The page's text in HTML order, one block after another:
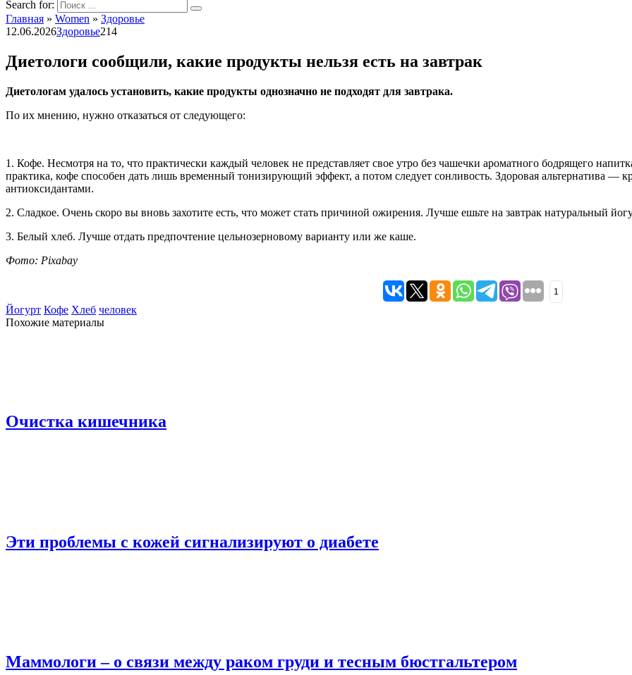
Search for:
Главная » Women » Здоровье
12.06.2026Здоровье214
Диетологи сообщили, какие продукты нельзя есть на завтрак
Диетологам удалось установить, какие продукты однозначно не подходят для завтрака.
По их мнению, нужно отказаться от следующего:
1. Кофе. Несмотря на то, что практически каждый человек не представляет свое утро без чашечки ароматного бодрящего
практика, кофе способен дать лишь временный тонизирующий эффект, а потом следует сонливость. Здоровая альтернатива —
антиоксидантами.
2. Сладкое. Очень скоро вы вновь захотите есть, что может стать причиной ожирения. Лучше ешьте на завтрак натуральный
3. Белый хлеб. Лучше отдать предпочтение цельнозерновому варианту или же каше.
Фото: Pixabay
1
Йогурт Кофе Хлеб человек
Похожие материалы
Очистка кишечника
Эти проблемы с кожей сигнализируют о диабете
Маммологи – о связи между раком груди и тесным бюстгальтером